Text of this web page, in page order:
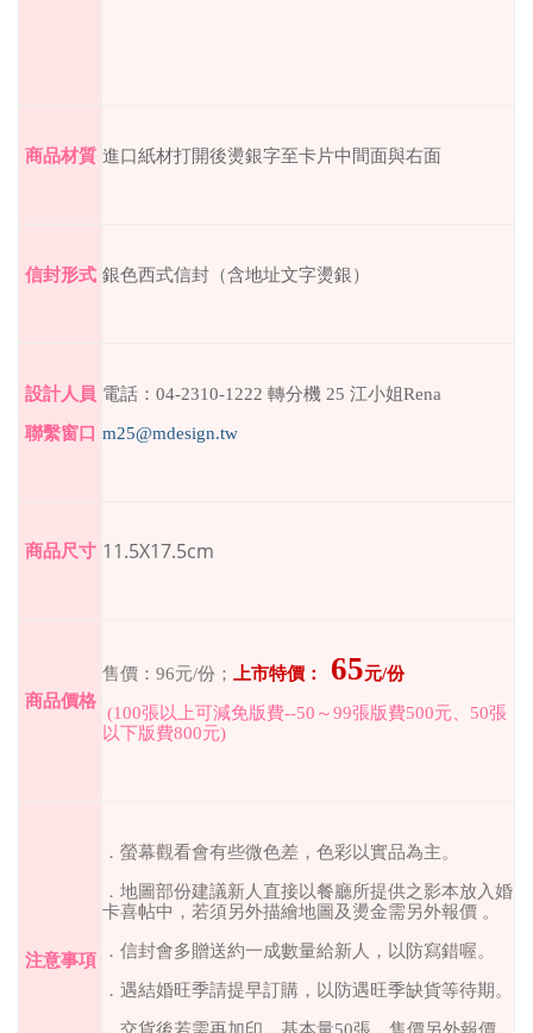
商品材質 進口紙材打開後燙銀字至卡片中間面與右面
信封形式 銀色西式信封（含地址文字燙銀）
設計人員
聯繫窗口
電話： 04-2310-1222 轉分機 25 江小姐Rena
m25@mdesign.tw
商品尺寸 11.5X17.5cm
商品價格
售價： 96元/份； 上市特價： 65元/份
(100張以上可減免版費--50 ～99張版費500元、 50張
以下版費800元)
注意事項
．螢幕觀看會有些微色差，色彩以實品為主。
．地圖部份建議新人直接以餐廳所提供之影本放入婚
卡喜帖中，若須另外描繪地圖及燙金需另外報價 。
．信封會多贈送約一成數量給新人，以防寫錯喔。
．遇結婚旺季請提早訂購，以防遇旺季缺貨等待期。
．交貨後若需再加印，基本量50張，售價另外報價。